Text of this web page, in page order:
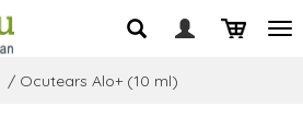
/ Ocutears Alo+ (10 ml)